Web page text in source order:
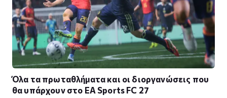
Όλα τα πρωταθλήματα και οι διοργανώσεις που
θα υπάρχουν στο EA Sports FC 27